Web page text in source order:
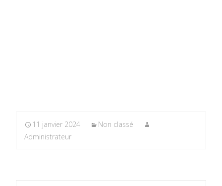
11 janvier 2024
Non classé
Administrateur